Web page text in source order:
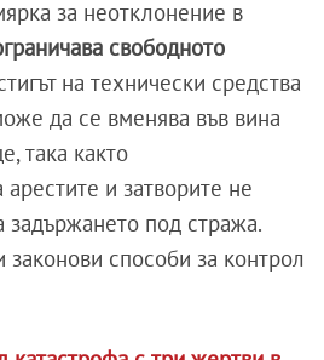
за неотклонение в
свободното
на технически средства
да се вменява във вина
така както
и затворите не
под стража.
законови способи за контрол